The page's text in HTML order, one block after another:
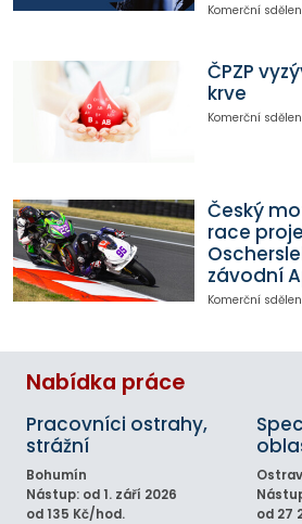
Komerční
ČPZP
krve
Komerční
Český
race
závodní
Komerční
Nabídka práce
Pracovníci ostrahy,
strážní
Bohumín
Nástup: od 1. září 2026
od 135 Kč/hod.
od 27